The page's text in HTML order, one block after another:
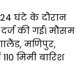
घंटे के दौरान
की गई। मौसम
मणिपुर,
मिमी बारिश